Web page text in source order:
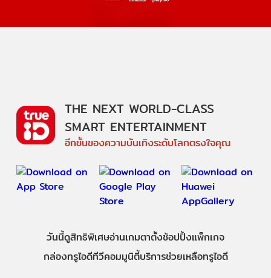
THE NEXT WORLD-CLASS
SMART ENTERTAINMENT
อีกขั้นของความบันเทิงระดับโลกตรงใจคุณ
วันนี้ดูสิทธิพิเศษอ่านเกมตาตั้งช้อปปิ้งแพ็กเกจ
กล่องทรูไอดีทีวีคอมมูนิตี้บริการช่วยเหลือทรูไอดี